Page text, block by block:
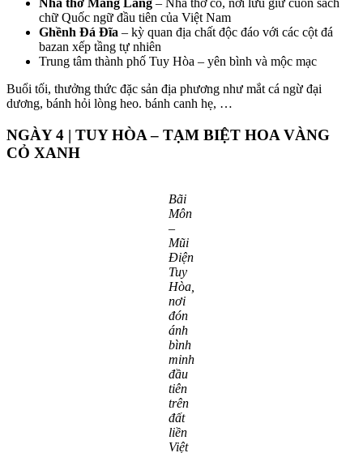
Nhà thờ Mằng Lăng – Nhà thờ cổ, nơi lưu giữ cuốn sách
chữ Quốc ngữ đầu tiên của Việt Nam
Ghềnh Đá Đĩa – kỳ quan địa chất độc đáo với các cột đá
bazan xếp tầng tự nhiên
Trung tâm thành phố Tuy Hòa – yên bình và mộc mạc
Buổi tối, thưởng thức đặc sản địa phương như mắt cá ngừ đại
dương, bánh hỏi lòng heo. bánh canh hẹ, …
NGÀY 4 | TUY HÒA – TẠM BIỆT HOA VÀNG
CỎ XANH
Bãi
Môn
–
Mũi
Điện
Tuy
Hòa,
nơi
đón
ánh
bình
minh
đầu
tiên
trên
đất
liền
Việt